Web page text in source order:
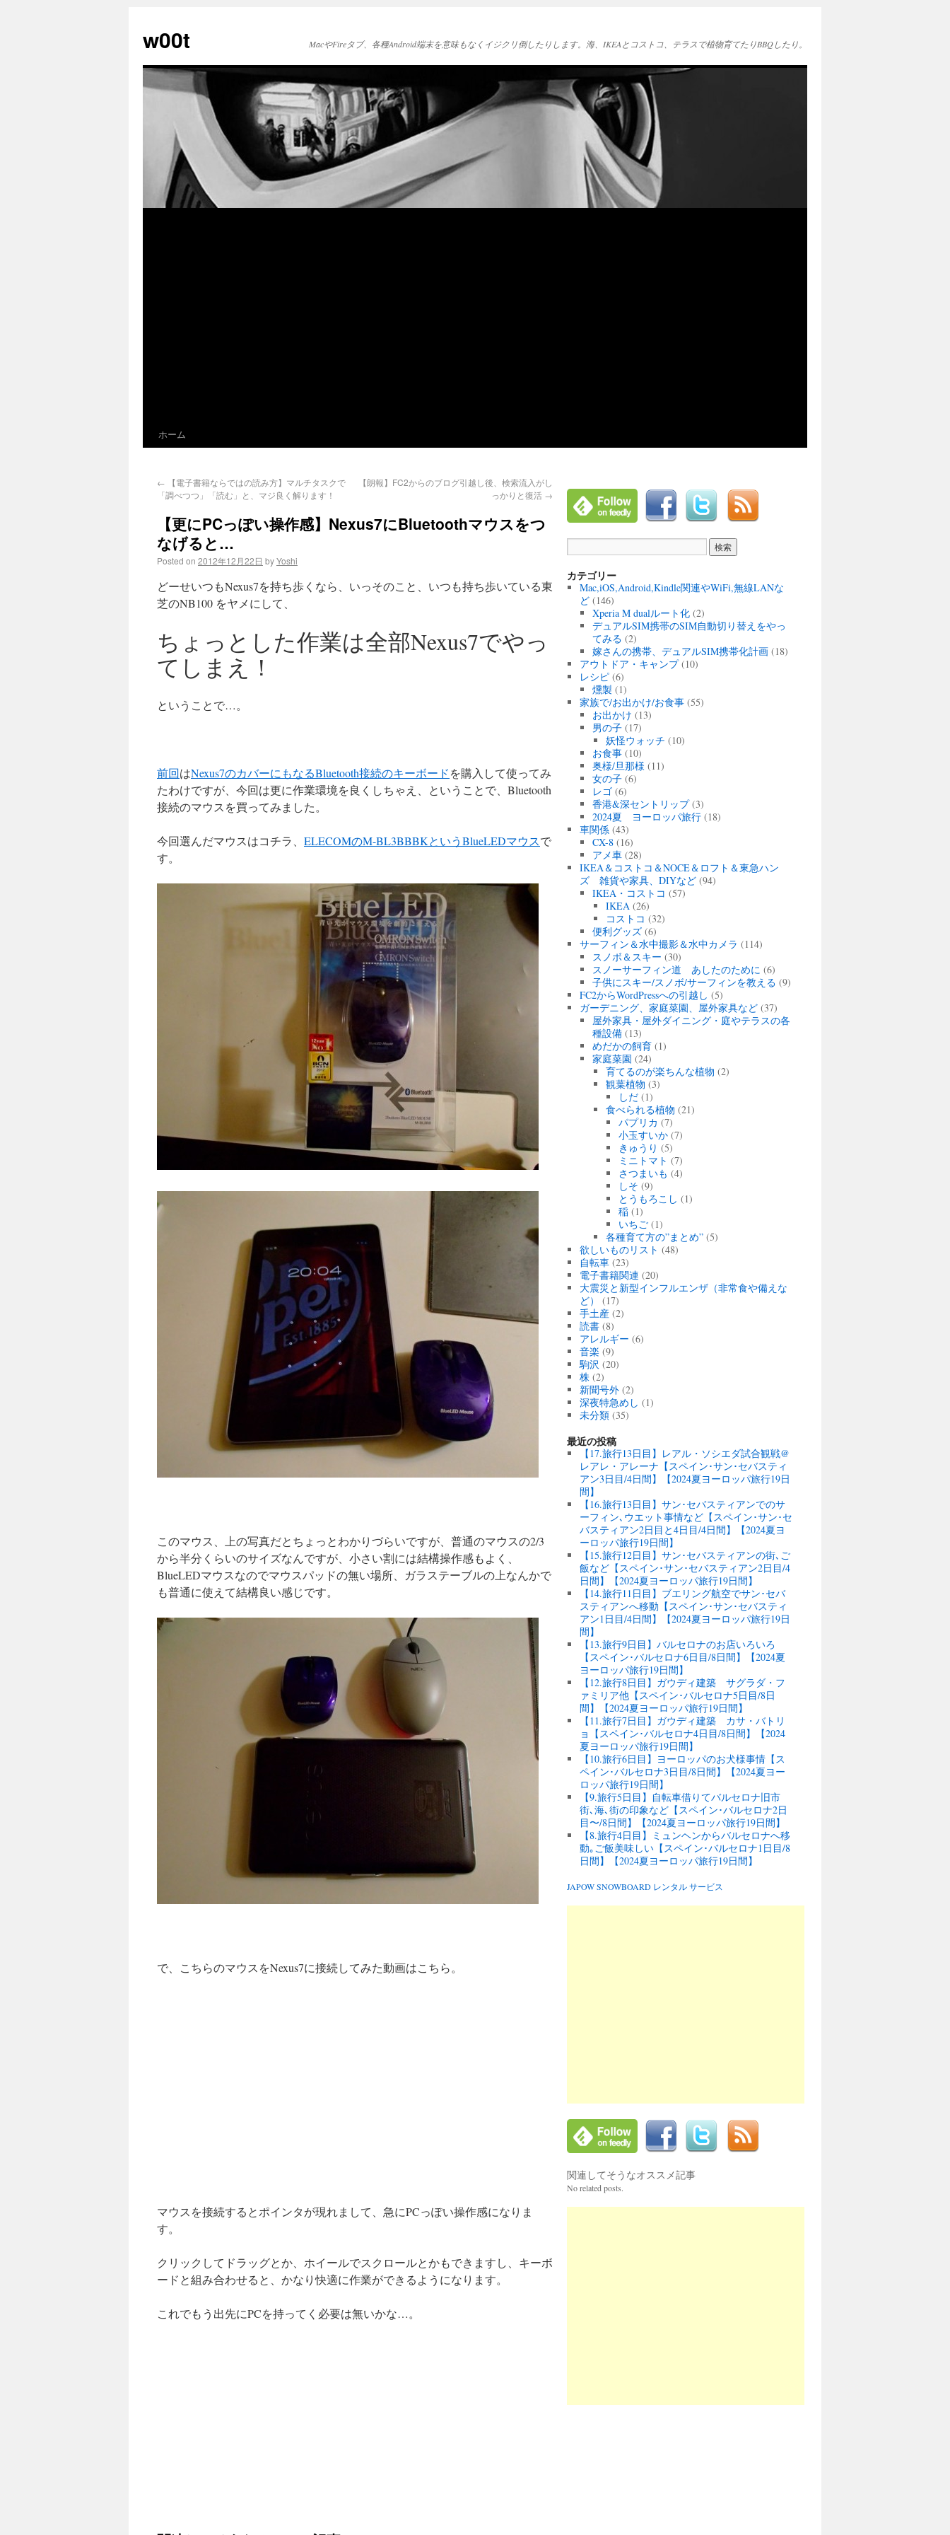
w00t MacやFireタブ、各種Android端末を意味もなくイジクリ倒したりします。海、IKEAとコストコ、テラスで植物育てたりBBQしたり。
ホーム
← 【電子書籍ならではの読み方】マルチタスクで
「調べつつ」「読む」と、マジ良く解ります！
【朗報】FC2からのブログ引越し後、検索流入がし
っかりと復活 →
【更にPCっぽい操作感】Nexus7にBluetoothマウスをつ
なげると…
Posted on 2012年12月22日 byYoshi
どーせいつもNexus7を持ち歩くなら、いっそのこと、いつも持ち歩いている東
芝のNB100 をヤメにして、
ちょっとした作業は全部Nexus7でやっ
てしまえ！
ということで…。
前回はNexus7のカバーにもなるBluetooth接続のキーボードを購入して使ってみ
たわけですが、今回は更に作業環境を良くしちゃえ、ということで、Bluetooth
接続のマウスを買ってみました。
今回選んだマウスはコチラ、 ELECOMのM-BL3BBBKというBlueLEDマウスで
す。
このマウス、上の写真だとちょっとわかりづらいですが、普通のマウスの2/3
から半分くらいのサイズなんですが、小さい割には結構操作感もよく、
BlueLEDマウスなのでマウスパッドの無い場所、ガラステーブルの上なんかで
も普通に使えて結構良い感じです。
で、こちらのマウスをNexus7に接続してみた動画はこちら。
マウスを接続するとポインタが現れまして、急にPCっぽい操作感になりま
す。
クリックしてドラッグとか、ホイールでスクロールとかもできますし、キーボ
ードと組み合わせると、かなり快適に作業ができるようになります。
これでもう出先にPCを持ってく必要は無いかな…。
カテゴリー
Mac,iOS,Android,Kindle関連やWiFi,無線LANな
ど (146)
Xperia M dualルート化 (2)
デュアルSIM携帯のSIM自動切り替えをやっ
てみる (2)
嫁さんの携帯、デュアルSIM携帯化計画 (18)
アウトドア・キャンプ(10)
レシピ (6)
燻製 (1)
家族で/お出かけ/お食事 (55)
お出かけ (13)
男の子 (17)
妖怪ウォッチ (10)
お食事 (10)
奥様/旦那様 (11)
女の子 (6)
レゴ (6)
香港&深セントリップ(3)
2024夏 ヨーロッパ旅行 (18)
車関係 (43)
CX-8 (16)
アメ車 (28)
IKEA＆コストコ＆NOCE＆ロフト＆東急ハン
ズ 雑貨や家具、DIYなど (94)
IKEA・コストコ (57)
IKEA(26)
コストコ (32)
便利グッズ (6)
サーフィン＆水中撮影＆水中カメラ (114)
スノボ＆スキー (30)
スノーサーフィン道 あしたのために (6)
子供にスキー/スノボ/サーフィンを教える (9)
FC2からWordPressへの引越し (5)
ガーデニング、家庭菜園、屋外家具など (37)
屋外家具・屋外ダイニング・庭やテラスの各
種設備 (13)
めだかの飼育 (1)
家庭菜園 (24)
育てるのが楽ちんな植物 (2)
観葉植物 (3)
しだ(1)
食べられる植物 (21)
パプリカ (7)
小玉すいか(7)
きゅうり (5)
ミニトマト (7)
さつまいも (4)
しそ (9)
とうもろこし (1)
稲(1)
いちご(1)
各種育て方の”まとめ”(5)
欲しいものリスト (48)
自転車 (23)
電子書籍関連 (20)
大震災と新型インフルエンザ（非常食や備えな
ど）
(17)
手土産 (2)
読書 (8)
アレルギー (6)
音楽 (9)
駒沢 (20)
株 (2)
新聞号外 (2)
深夜特急めし (1)
未分類 (35)
最近の投稿
【17.旅行13日目】レアル・ソシエダ試合観戦@
レアレ・アレーナ【スペイン･サン･セバスティ
アン3日目/4日間】【2024夏ヨーロッパ旅行19日
間】
【16.旅行13日目】サン･セバスティアンでのサ
ーフィン､ウエット事情など【スペイン･サン･セ
バスティアン2日目と4日目/4日間】【2024夏ヨ
ーロッパ旅行19日間】
【15.旅行12日目】サン･セバスティアンの街､ご
飯など【スペイン･サン･セバスティアン2日目/4
日間】【2024夏ヨーロッパ旅行19日間】
【14.旅行11日目】ブエリング航空でサン･セバ
スティアンへ移動【スペイン･サン･セバスティ
アン1日目/4日間】【2024夏ヨーロッパ旅行19日
間】
【13.旅行9日目】バルセロナのお店いろいろ
【スペイン･バルセロナ6日目/8日間】【2024夏
ヨーロッパ旅行19日間】
【12.旅行8日目】ガウディ建築 サグラダ・フ
ァミリア他【スペイン･バルセロナ5日目/8日
間】【2024夏ヨーロッパ旅行19日間】
【11.旅行7日目】ガウディ建築 カサ・バトリ
ョ【スペイン･バルセロナ4日目/8日間】【2024
夏ヨーロッパ旅行19日間】
【10.旅行6日目】ヨーロッパのお犬様事情【ス
ペイン･バルセロナ3日目/8日間】【2024夏ヨー
ロッパ旅行19日間】
【9.旅行5日目】自転車借りてバルセロナ旧市
街､海､街の印象など【スペイン･バルセロナ2日
目〜/8日間】【2024夏ヨーロッパ旅行19日間】
【8.旅行4日目】ミュンヘンからバルセロナへ移
動｡ご飯美味しい【スペイン･バルセロナ1日目/8
日間】【2024夏ヨーロッパ旅行19日間】
JAPOW SNOWBOARD レンタル サービス
関連してそうなオススメ記事
No related posts.